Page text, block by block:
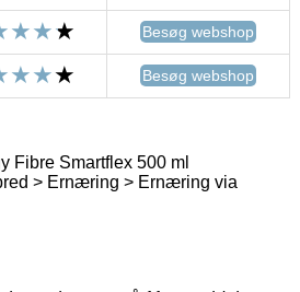
Besøg webshop
Besøg webshop
Fibre Smartflex 500 ml
> Ernæring > Ernæring via